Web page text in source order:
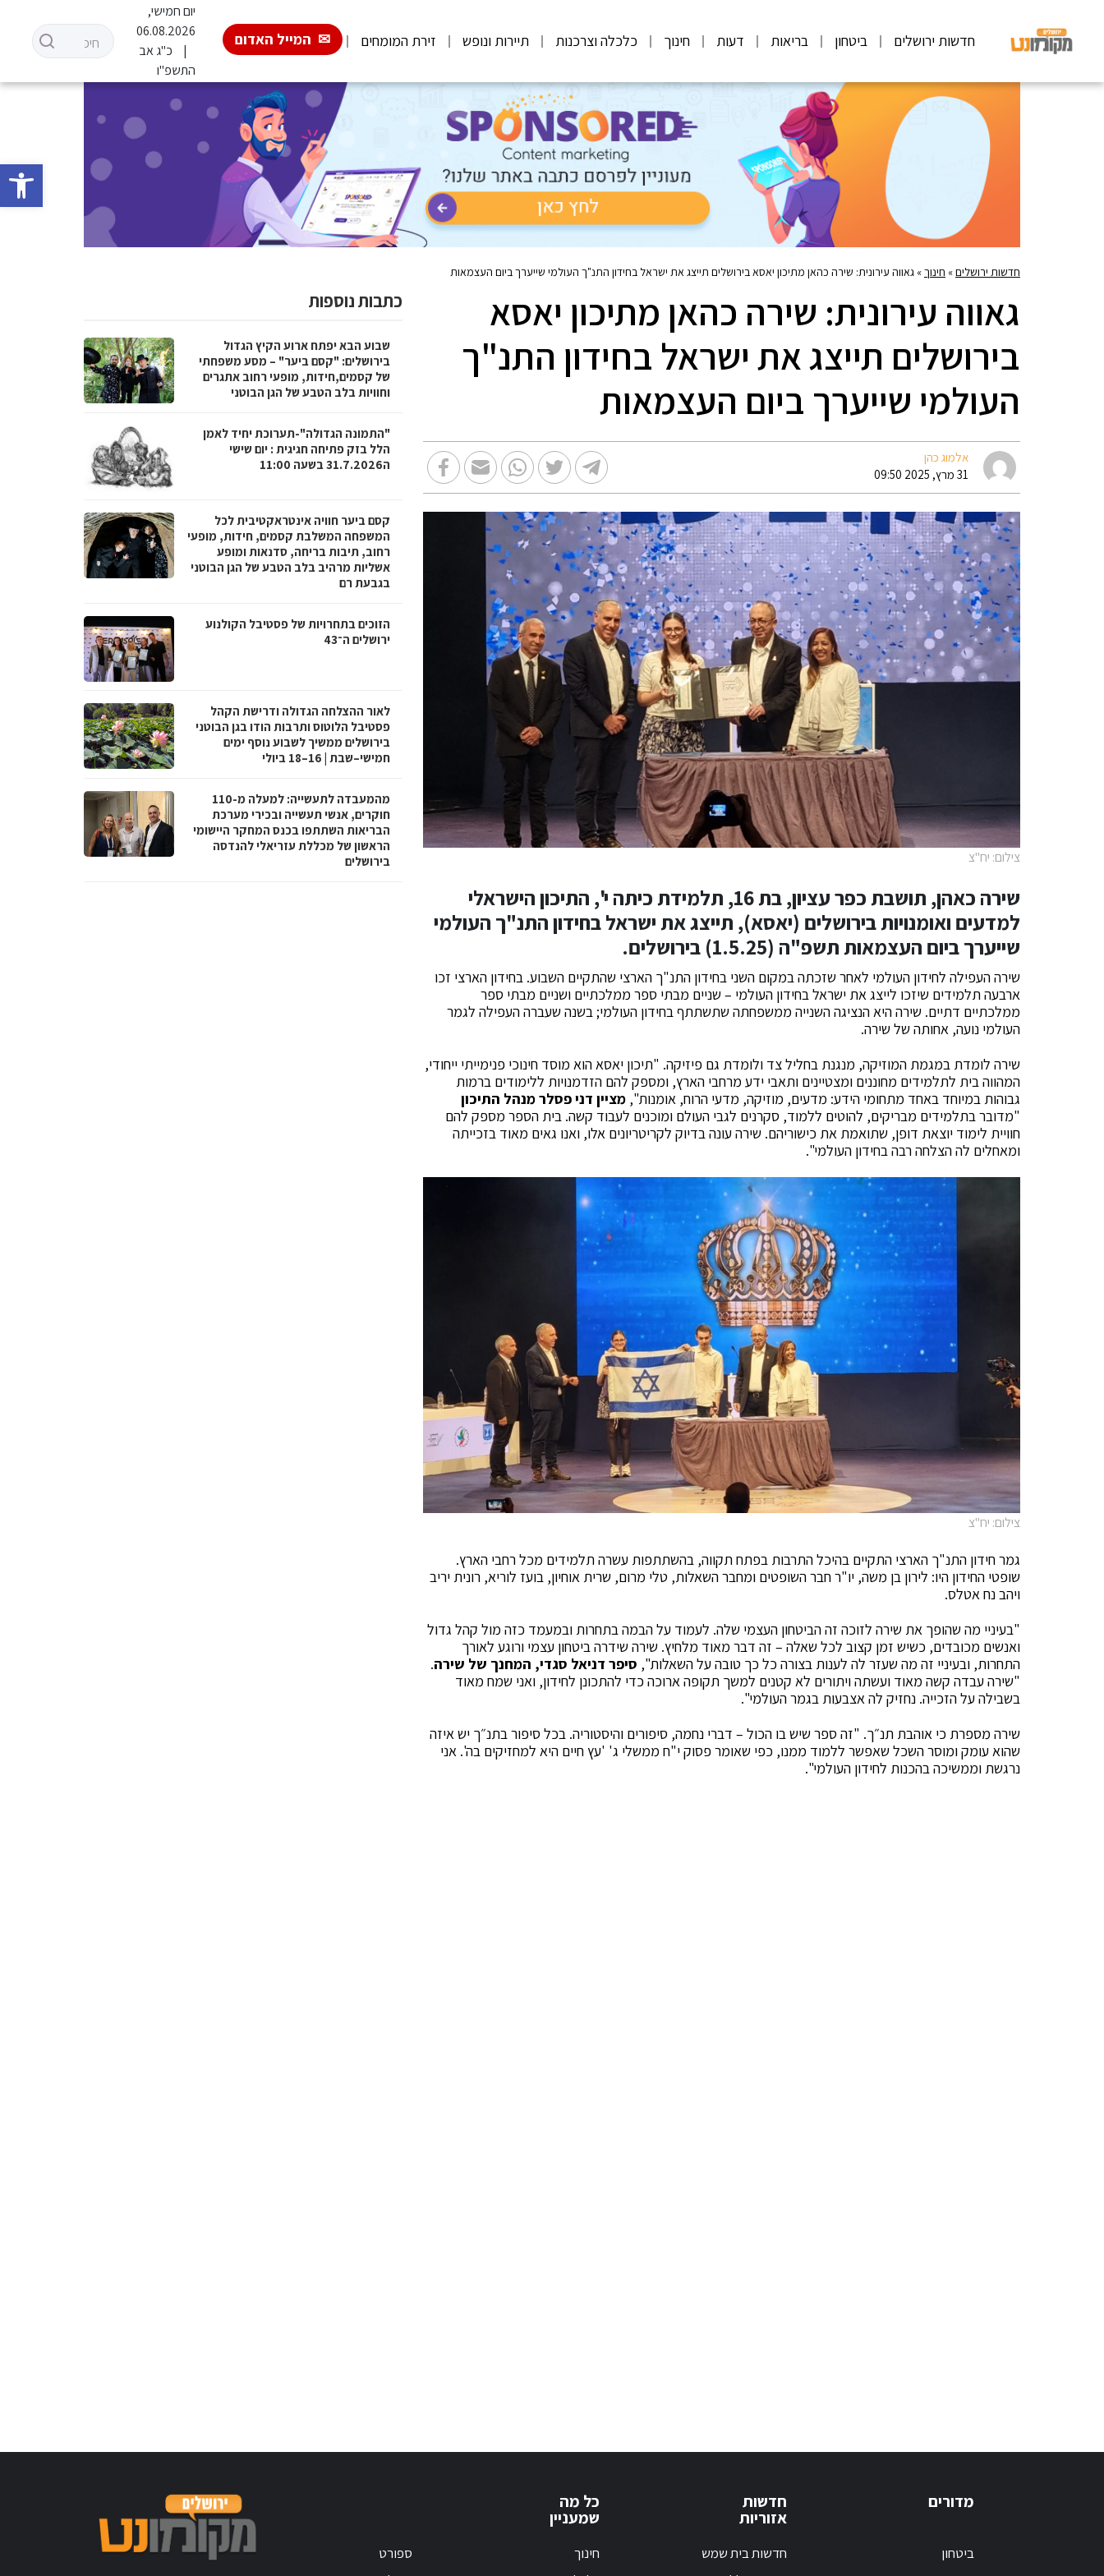
פתח
חדשות ירושלים ביטחון בריאות דעות חינוך כלכלה וצרכנות תיירות ונופש זירת המומחים המייל האדום
יום חמישי,
06.08.2026
כ"ג אב
התשפ"ו
חדשות ירושלים» חינוך» גאווה עירונית: שירה כהאן מתיכון יאסא בירושלים תייצג את ישראל בחידון התנ"ך העולמי שייערך ביום העצמאות
גאווה עירונית: שירה כהאן מתיכון יאסא
בירושלים תייצג את ישראל בחידון התנ"ך
העולמי שייערך ביום העצמאות
אלמוג כהן
31 מרץ, 2025 09:50
צילום: יח"צ
שירה כאהן, תושבת כפר עציון, בת 16, תלמידת כיתה י', התיכון הישראלי
למדעים ואומנויות בירושלים (יאסא), תייצג את ישראל בחידון התנ"ך העולמי
שייערך ביום העצמאות תשפ"ה (1.5.25) בירושלים.
שירה העפילה לחידון העולמי לאחר שזכתה במקום השני בחידון התנ"ך הארצי שהתקיים השבוע. בחידון הארצי זכו
ארבעה תלמידים שיזכו לייצג את ישראל בחידון העולמי – שניים מבתי ספר ממלכתיים ושניים מבתי ספר
ממלכתיים דתיים. שירה היא הנציגה השנייה ממשפחתה שתשתתף בחידון העולמי; בשנה שעברה העפילה לגמר
העולמי נועה, אחותה של שירה.
שירה לומדת במגמת המוזיקה, מנגנת בחליל צד ולומדת גם פיזיקה. "תיכון יאסא הוא מוסד חינוכי פנימייתי ייחודי,
המהווה בית לתלמידים מחוננים ומצטיינים ותאבי ידע מרחבי הארץ, ומספק להם הזדמנויות ללימודים ברמות
גבוהות במיוחד באחד מתחומי הידע: מדעים, מוזיקה, מדעי הרוח, אומנות", מציין דני פסלר מנהל התיכון
"מדובר בתלמידים מבריקים, להוטים ללמוד, סקרנים לגבי העולם ומוכנים לעבוד קשה. בית הספר מספק להם
חוויית לימוד יוצאת דופן, שתואמת את כישוריהם. שירה עונה בדיוק לקריטריונים אלו, ואנו גאים מאוד בזכייתה
ומאחלים לה הצלחה רבה בחידון העולמי".
צילום: יח"צ
גמר חידון התנ"ך הארצי התקיים בהיכל התרבות בפתח תקווה, בהשתתפות עשרה תלמידים מכל רחבי הארץ.
שופטי החידון היו: לירון בן משה, יו"ר חבר השופטים ומחבר השאלות, טלי מרום, שרית אוחיון, בועז לוריא, רונית יריב
ויהב נח אטלס.
"בעיניי מה שהופך את שירה לזוכה זה הביטחון העצמי שלה. לעמוד על הבמה בתחרות ובמעמד כזה מול קהל גדול
ואנשים מכובדים, כשיש זמן קצוב לכל שאלה – זה דבר מאוד מלחיץ. שירה שידרה ביטחון עצמי ורוגע לאורך
התחרות, ובעיניי זה מה שעזר לה לענות בצורה כל כך טובה על השאלות", סיפר דניאל סגדי, המחנך של שירה.
"שירה עבדה קשה מאוד ועשתה ויתורים לא קטנים למשך תקופה ארוכה כדי להתכונן לחידון, ואני שמח מאוד
בשבילה על הזכייה. נחזיק לה אצבעות בגמר העולמי".
שירה מספרת כי אוהבת תנ״ך. "זה ספר שיש בו הכול – דברי נחמה, סיפורים והיסטוריה. בכל סיפור בתנ״ך יש איזה
שהוא עומק ומוסר השכל שאפשר ללמוד ממנו, כפי שאומר פסוק י"ח ממשלי ג' 'עץ חיים היא למחזיקים בה'. אני
נרגשת וממשיכה בהכנות לחידון העולמי".
כתבות נוספות
שבוע הבא יפתח ארוע הקיץ הגדול
בירושלים: "קסם ביער" – מסע משפחתי
של קסמים,חידות, מופעי רחוב אתגרים
וחוויות בלב הטבע של הגן הבוטני
"התמונה הגדולה"-תערוכת יחיד לאמן
הלל בזק פתיחה חגיגית : יום שישי
ה31.7.2026 בשעה 11:00
קסם ביער חוויה אינטראקטיבית לכל
המשפחה המשלבת קסמים, חידות, מופעי
רחוב, תיבות בריחה, סדנאות ומופע
אשליות מרהיב בלב הטבע של הגן הבוטני
בגבעת רם
הזוכים בתחרויות של פסטיבל הקולנוע
ירושלים ה־43
לאור ההצלחה הגדולה ודרישת הקהל
פסטיבל הלוטוס ותרבות הודו בגן הבוטני
בירושלים ממשיך לשבוע נוסף ימים
חמישי–שבת | 16–18 ביולי
מהמעבדה לתעשייה: למעלה מ-110
חוקרים, אנשי תעשייה ובכירי מערכת
הבריאות השתתפו בכנס המחקר היישומי
הראשון של מכללת עזריאלי להנדסה
בירושלים
מדורים
ביטחון
חדשות
אזוריות
חדשות בית שמש
כל מה
שמעניין
חינוך
ספורט